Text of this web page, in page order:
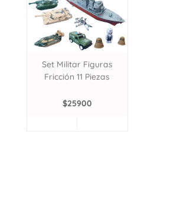
Set Militar Figuras
Fricción 11 Piezas
$25900